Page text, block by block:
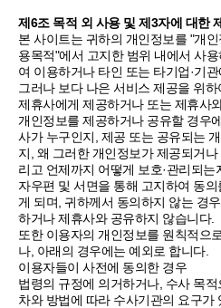
제6조 목적 외 사용 및 제3자에 대한
본 사이트는 귀하의 개인정보를 "개
용목적"에서 고지한 범위 내에서 사
여 이용하거나 타인 또는 타기업·기
그러나 보다 나은 서비스 제공을 위
제휴사에게 제공하거나 또는 제휴사
개인정보를 제공하거나 공유할 경우
사가 누구인지, 제공 또는 공유되는
지, 왜 그러한 개인정보가 제공되거
리고 언제까지 어떻게 보호·관리되
자우편 및 서면을 통해 고지하여 동
게 되며, 귀하께서 동의하지 않는 경
하거나 제휴사와 공유하지 않습니다.
또한 이용자의 개인정보를 원칙적으
나, 아래의 경우에는 예외로 합니다.
이용자들이 사전에 동의한 경우
법령의 규정에 의거하거나, 수사 목
차와 방법에 따라 수사기관의 요구가